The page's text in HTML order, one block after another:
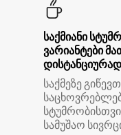
საქმიანი
ვარიანტები
საქმეზე
სამუშაო